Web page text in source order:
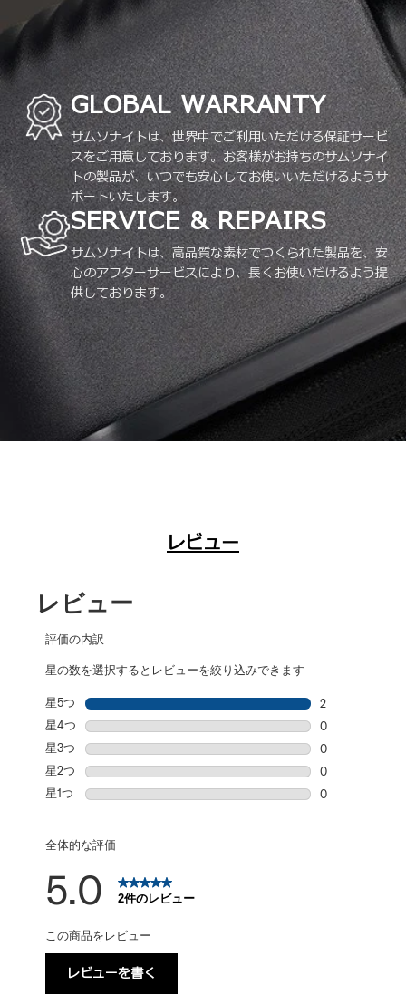
GLOBAL WARRANTY
サムソナイトは、世界中でご利用いただける保証サービ
スをご用意しております。お客様がお持ちのサムソナイ
トの製品が、いつでも安心してお使いいただけるようサ
ポートいたします。
SERVICE & REPAIRS
サムソナイトは、高品質な素材でつくられた製品を、安
心のアフターサービスにより、長くお使いだけるよう提
供しております。
レビュー
レビュー
評価の内訳
星の数を選択するとレビューを絞り込みできます
星5つ 星
2
星5個の2件の
星4つ 星
0
星4個の0件の
星3つ 星
0
星3個の0件の
星2つ 星
0
星2個の0件の
星1つ
0
全体的な評価
5.0 2件のレビュー
この商品をレビュー
レビューを書く